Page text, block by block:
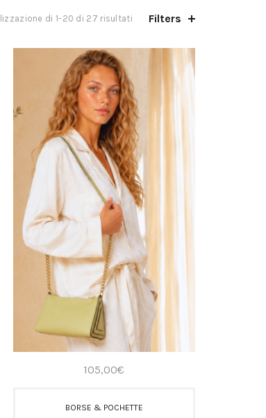
di 1-20 di 27 risultati Filters
105,00€
BORSE & POCHETTE